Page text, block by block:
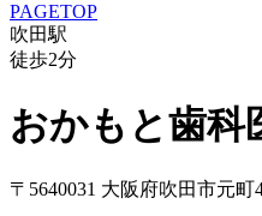
PAGETOP
吹田駅
徒歩2分
おかもと歯科
〒5640031 大阪府吹田市元町